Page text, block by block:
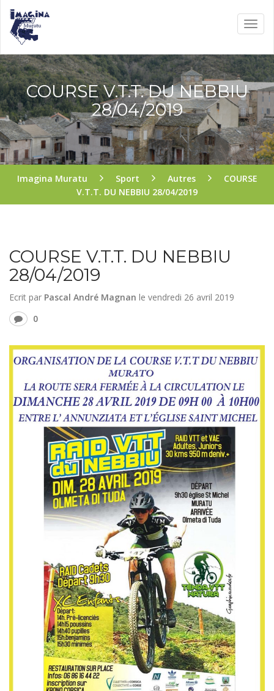
COURSE V.T.T. DU NEBBIU
28/04/2019
Imagina Muratu Sport Autres
COURSE
V.T.T. DU NEBBIU 28/04/2019
COURSE V.T.T. DU NEBBIU
28/04/2019
Ecrit par Pascal André Magnan le vendredi 26 avril 2019
0